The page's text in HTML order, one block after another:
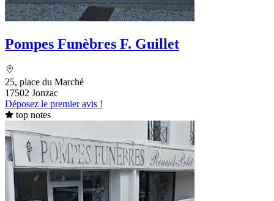
Pompes Funèbres F. Guillet
25, place du Marché
17502 Jonzac
Déposez le premier avis !
top notes